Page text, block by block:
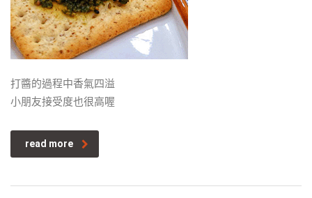
打醬的過程中香氣四溢
小朋友接受度也很高喔
read more